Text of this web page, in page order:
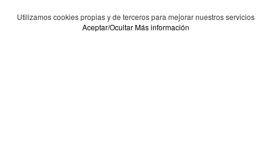
Utilizamos cookies propias y de terceros para mejorar nuestros servicios
Aceptar/Ocultar Más información